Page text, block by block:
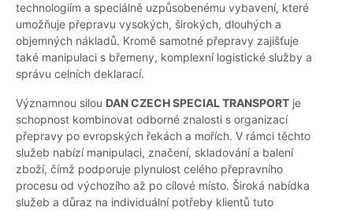
technologiím a speciálně uzpůsobenému vybavení, které
umožňuje přepravu vysokých, širokých, dlouhých a
objemných nákladů. Kromě samotné přepravy zajišťuje
také manipulaci s břemeny, komplexní logistické služby a
správu celních deklarací.
Významnou silou DAN CZECH SPECIAL TRANSPORT je
schopnost kombinovat odborné znalosti s organizací
přepravy po evropských řekách a mořích. V rámci těchto
služeb nabízí manipulaci, značení, skladování a balení
zboží, čímž podporuje plynulost celého přepravního
procesu od výchozího až po cílové místo. Široká nabídka
služeb a důraz na individuální potřeby klientů tuto